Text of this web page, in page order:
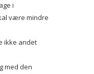
i
være mindre
ikke andet
med den